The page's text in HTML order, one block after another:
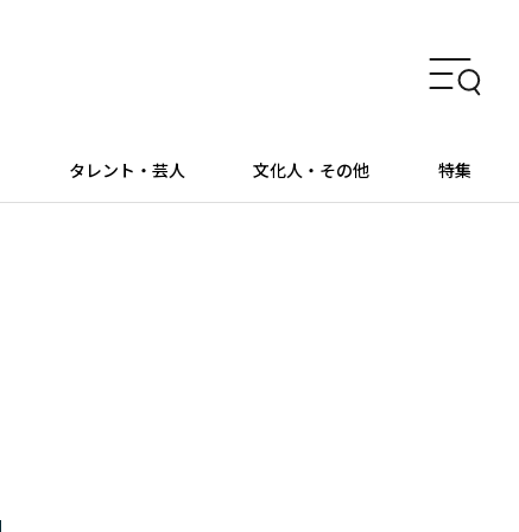
タレント・芸人 文化人・その他 特集